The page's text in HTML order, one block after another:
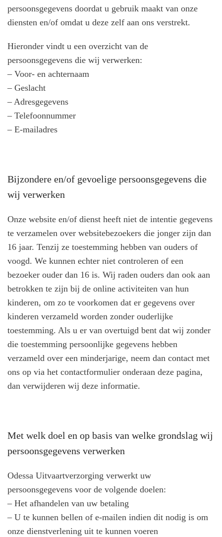
persoonsgegevens doordat u gebruik maakt van onze
diensten en/of omdat u deze zelf aan ons verstrekt.
Hieronder vindt u een overzicht van de
persoonsgegevens die wij verwerken:
– Voor- en achternaam
– Geslacht
– Adresgegevens
– Telefoonnummer
– E-mailadres
Bijzondere en/of gevoelige persoonsgegevens die
wij verwerken
Onze website en/of dienst heeft niet de intentie gegevens
te verzamelen over websitebezoekers die jonger zijn dan
16 jaar. Tenzij ze toestemming hebben van ouders of
voogd. We kunnen echter niet controleren of een
bezoeker ouder dan 16 is. Wij raden ouders dan ook aan
betrokken te zijn bij de online activiteiten van hun
kinderen, om zo te voorkomen dat er gegevens over
kinderen verzameld worden zonder ouderlijke
toestemming. Als u er van overtuigd bent dat wij zonder
die toestemming persoonlijke gegevens hebben
verzameld over een minderjarige, neem dan contact met
ons op via het contactformulier onderaan deze pagina,
dan verwijderen wij deze informatie.
Met welk doel en op basis van welke grondslag wij
persoonsgegevens verwerken
Odessa Uitvaartverzorging verwerkt uw
persoonsgegevens voor de volgende doelen:
– Het afhandelen van uw betaling
– U te kunnen bellen of e-mailen indien dit nodig is om
onze dienstverlening uit te kunnen voeren